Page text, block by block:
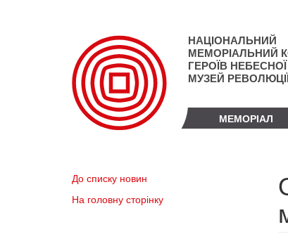
НАЦІОНАЛЬНИЙ
МЕМОРІАЛЬНИЙ
ГЕРОЇВ
МУЗЕЙ
МЕМОРІАЛ
До списку новин
На головну сторінку